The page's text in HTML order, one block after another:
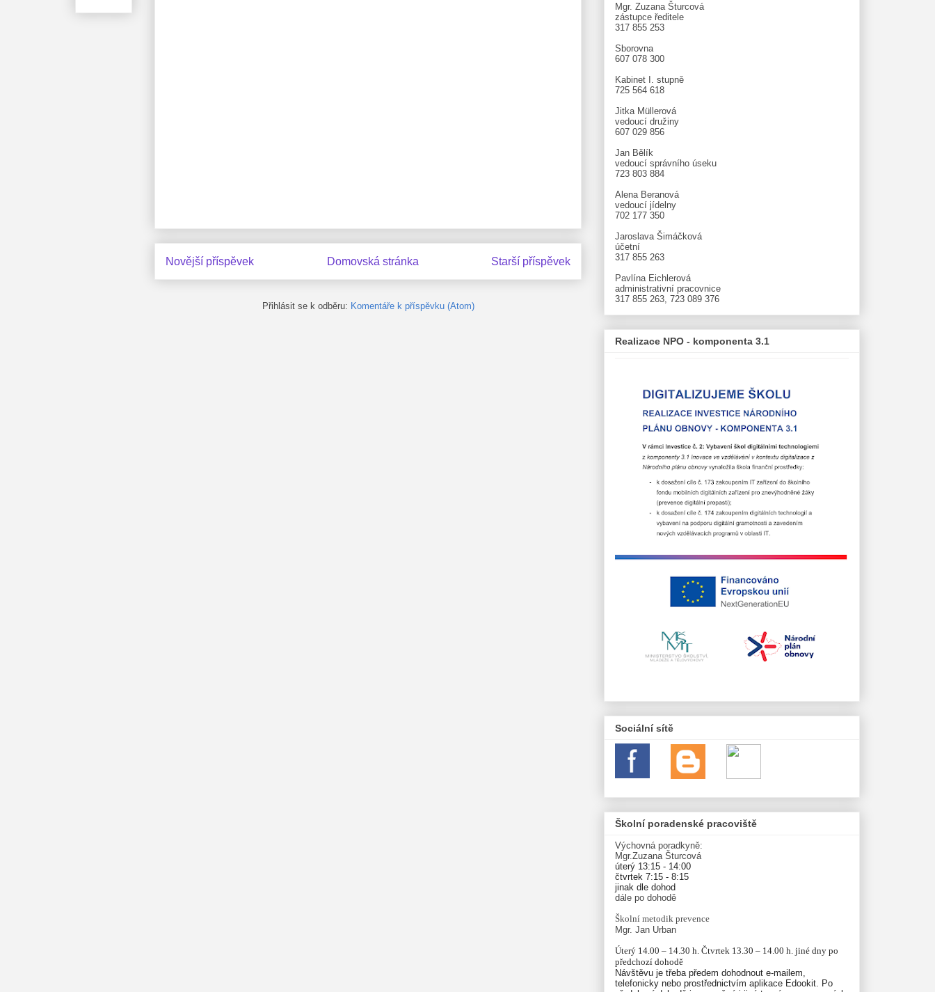
Novější příspěvek Starší příspěvek
Domovská stránka
Přihlásit se k odběru: Komentáře k příspěvku (Atom)
Mgr. Zuzana Šturcová
zástupce ředitele
317 855 253
Sborovna
607 078 300
Kabinet I. stupně
725 564 618
Jitka Müllerová
vedoucí družiny
607 029 856
Jan Bělík
vedoucí správního úseku
723 803 884
Alena Beranová
vedoucí jídelny
702 177 350
Jaroslava Šimáčková
účetní
317 855 263
Pavlína Eichlerová
administrativní pracovnice
317 855 263, 723 089 376
Realizace NPO - komponenta 3.1
Sociální sítě
Školní poradenské pracoviště
Výchovná poradkyně:
Mgr.Zuzana Šturcová
úterý 13:15 - 14:00
čtvrtek 7:15 - 8:15
jinak dle dohod
dále po dohodě
Školní metodik prevence
Mgr. Jan Urban
Úterý 14.00 – 14.30 h. Čtvrtek 13.30 – 14.00 h. jiné dny po
předchozí dohodě
Návštěvu je třeba předem dohodnout e-mailem,
telefonicky nebo prostřednictvím aplikace Edookit. Po